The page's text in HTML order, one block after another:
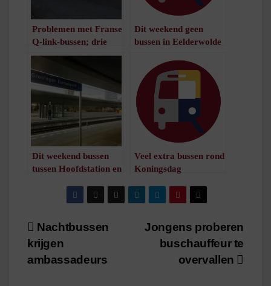
Problemen met Franse
Q-link-bussen; drie
bussen van de weg
Dit weekend geen
bussen in Eelderwolde
Dit weekend bussen
tussen Hoofdstation en
minuut leestijd
Veel extra bussen rond
Koningsdag
Bericht
navigatie
Jongens proberen
buschauffeur te
overvallen
Nachtbussen
krijgen
ambassadeurs